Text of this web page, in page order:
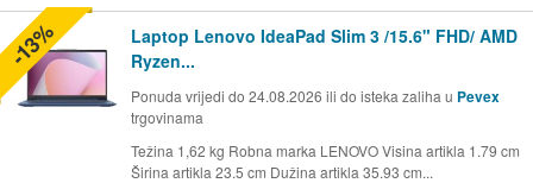
Laptop Lenovo IdeaPad Slim 3 /15.6" FHD/ AMD
Ryzen...
Ponuda vrijedi do 24.08.2026 ili do isteka zaliha u Pevex
trgovinama
Težina 1,62 kg Robna marka LENOVO Visina artikla 1.79 cm
Širina artikla 23.5 cm Dužina artikla 35.93 cm...
-13%